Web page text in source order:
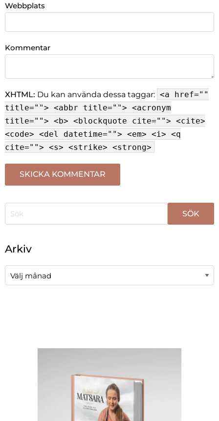
Webbplats
Kommentar
XHTML: Du kan använda dessa taggar: <a href=""
title=""> <abbr title=""> <acronym
title=""> <b> <blockquote cite=""> <cite>
<code> <del datetime=""> <em> <i> <q
cite=""> <s> <strike> <strong>
Arkiv